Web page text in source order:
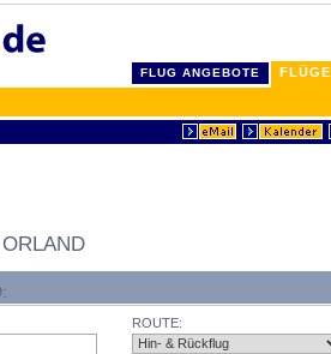
FLUG ANGEBOTE FLÜGE
ROUTE: